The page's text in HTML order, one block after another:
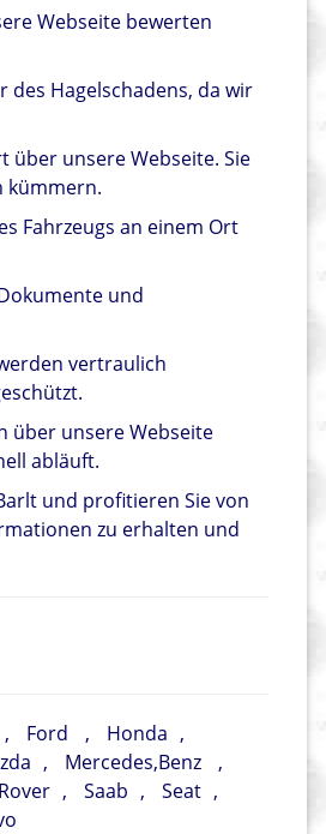
Webseite bewerten
des Hagelschadens, da wir
über unsere Webseite. Sie
kümmern.
Fahrzeugs an einem Ort
und
vertraulich
über unsere Webseite
abläuft.
und profitieren Sie von
zu erhalten und
, Ford , Honda ,
, Mercedes,Benz
,
Rover , Saab , Seat ,